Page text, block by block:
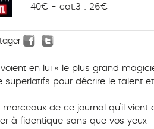
40€ - cat.3 : 26€
en lui « le plus grand
superlatifs pour décrire le talent
de ce journal qu’il vient
à l’identique sans que vos yeux